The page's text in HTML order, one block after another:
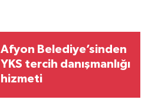
Afyon Belediye’sinden
YKS tercih danışmanlığı
hizmeti